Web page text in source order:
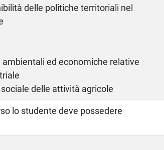
delle politiche territoriali nel
ed economiche relative
delle attività agricole
lo studente deve possedere